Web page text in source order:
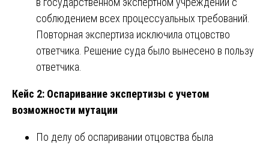
соблюдением всех процессуальных требований.
Повторная экспертиза исключила отцовство
ответчика. Решение суда было вынесено в пользу
ответчика.
Кейс 2: Оспаривание экспертизы с учетом
возможности мутации
По делу об оспаривании отцовства была